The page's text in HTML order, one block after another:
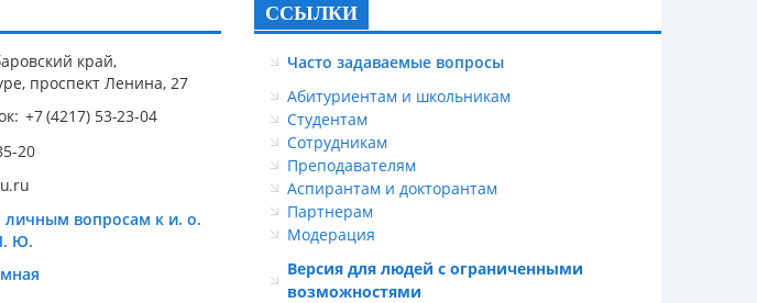
край,
проспект Ленина, 27
вопросам к и. о.
Ю.
ССЫЛКИ
Часто задаваемые вопросы
Абитуриентам и школьникам
Студентам
Сотрудникам
Преподавателям
Аспирантам и докторантам
Партнерам
Модерация
Версия для людей с ограниченными
возможностями